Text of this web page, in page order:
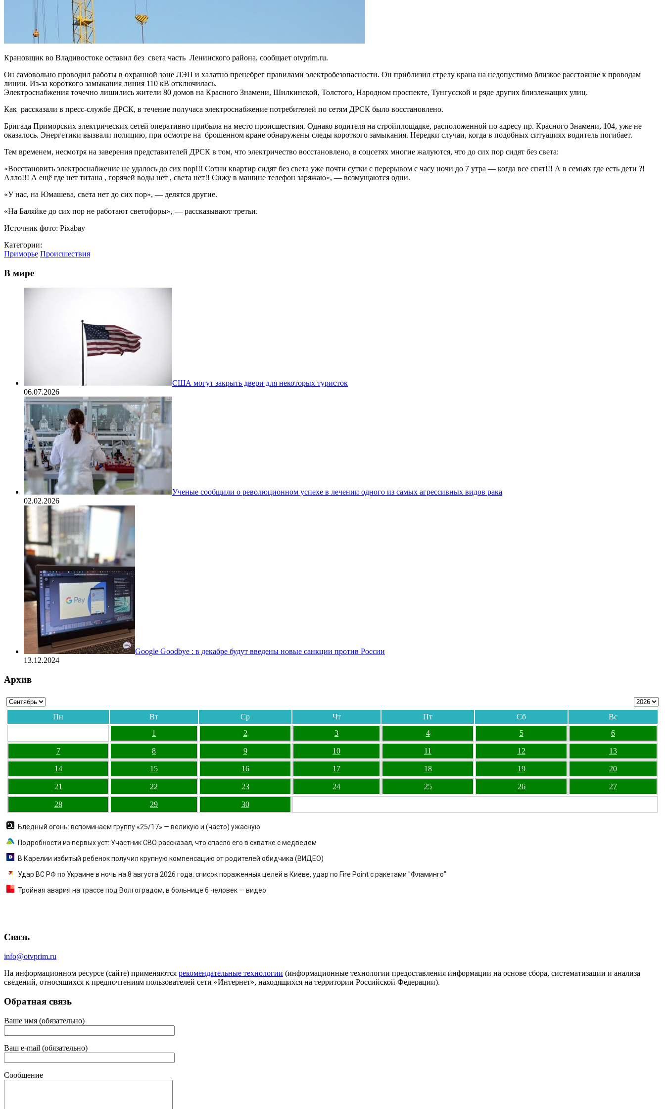
Крановщик во Владивостоке оставил без света часть Ленинского района, сообщает otvprim.ru.
Он самовольно проводил работы в охранной зоне ЛЭП и халатно пренебрег правилами электробезопасности. Он приблизил стрелу крана на недопустимо близкое расстояние к проводам
линии. Из-за короткого замыкания линия 110 кВ отключилась.
Электроснабжения точечно лишились жители 80 домов на Красного Знамени, Шилкинской, Толстого, Народном проспекте, Тунгусской и ряде других близлежащих улиц.
Как рассказали в пресс-службе ДРСК, в течение получаса электроснабжение потребителей по сетям ДРСК было восстановлено.
Бригада Приморских электрических сетей оперативно прибыла на место происшествия. Однако водителя на стройплощадке, расположенной по адресу пр. Красного Знамени, 104, уже не
оказалось. Энергетики вызвали полицию, при осмотре на брошенном кране обнаружены следы короткого замыкания. Нередки случаи, когда в подобных ситуациях водитель погибает.
Тем временем, несмотря на заверения представителей ДРСК в том, что электричество восстановлено, в соцсетях многие жалуются, что до сих пор сидят без света:
«Восстановить электроснабжение не удалось до сих пор!!! Сотни квартир сидят без света уже почти сутки с перерывом с часу ночи до 7 утра — когда все спят!!! А в семьях где есть дети ?!
Алло!!! А ещё где нет титана , горячей воды нет , света нет!! Сижу в машине телефон заряжаю», — возмущаются одни.
«У нас, на Юмашева, света нет до сих пор», — делятся другие.
«На Баляйке до сих пор не работают светофоры», — рассказывают третьи.
Источник фото: Pixabay
Категории:
Приморье Происшествия
В мире
США могут закрыть двери для некоторых туристок
06.07.2026
Ученые сообщили о революционном успехе в лечении одного из самых агрессивных видов рака
02.02.2026
Google Goodbye : в декабре будут введены новые санкции против России
13.12.2024
Архив
Пн Вт Ср Чт Пт Сб
Вс
1
2 3 4 5 6
7 8 9 10 11 12 13
14 15 16 17 18 19 20
21 22 23 24 25 26 27
28 29 30
Бледный огонь: вспоминаем группу «25/17» — великую и (часто) ужасную
Подробности из первых уст: Участник СВО рассказал, что спасло его в схватке с медведем
В Карелии избитый ребенок получил крупную компенсацию от родителей обидчика (ВИДЕО)
Удар ВС РФ по Украине в ночь на 8 августа 2026 года: список пораженных целей в Киеве, удар по Fire Point с ракетами "Фламинго"
Тройная авария на трассе под Волгоградом, в больнице 6 человек — видео
Связь
info@otvprim.ru
На информационном ресурсе (сайте) применяются рекомендательные технологии (информационные технологии предоставления информации на основе сбора, систематизации и анализа
сведений, относящихся к предпочтениям пользователей сети «Интернет», находящихся на территории Российской Федерации).
Обратная связь
Ваше имя (обязательно)
Ваш e-mail (обязательно)
Сообщение